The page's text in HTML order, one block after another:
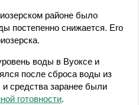
районе было
постепенно снижается. Его
воды в Вуоксе и
после сброса воды из
средства заранее были
готовности.